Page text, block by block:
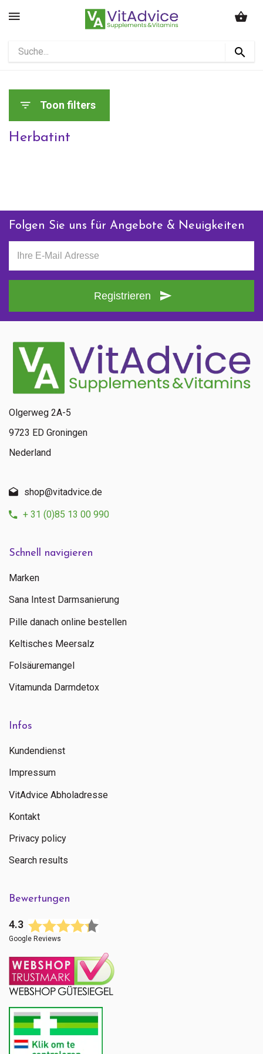
Toon filters
Herbatint
Folgen Sie uns für Angebote & Neuigkeiten
Registrieren
Schnell navigieren
Marken
Sana Intest Darmsanierung
Pille danach online bestellen
Keltisches Meersalz
Folsäuremangel
Vitamunda Darmdetox
Infos
Kundendienst
Impressum
VitAdvice Abholadresse
Kontakt
Privacy policy
Search results
Bewertungen
4.3
Google Reviews
Olgerweg 2A-5
9723 ED Groningen
Nederland
shop@vitadvice.de
+ 31 (0)85 13 00 990